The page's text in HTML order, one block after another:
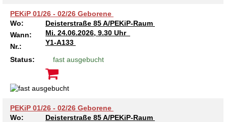
Familienzentrum
Kindertagesstätte Sylter Weg
Kindertagesstätte Tresckowstraße
Kindertagesstätte Voltmerstraße
Kindertagesstätte Wiehbergstraße
PEKiP 01/26 - 02/26 Geborene
Wo:
Deisterstraße 85 A/PEKiP-Raum
Wann:
Mi. 24.06.2026, 9.30 Uhr
Nr.:
Y1-A133
Status: fast ausgebucht
PEKiP 01/26 - 02/26 Geborene
Wo:
Deisterstraße 85 A/PEKiP-Raum